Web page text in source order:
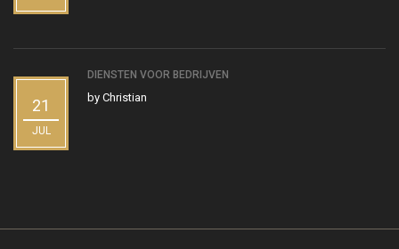
21
JUL
DIENSTEN VOOR BEDRIJVEN
by Christian